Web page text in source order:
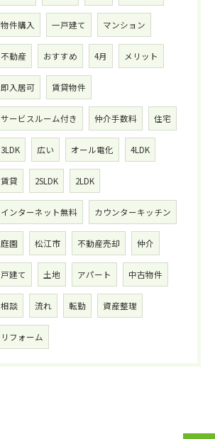
物件購入 一戸建て マンション
不動産 おすすめ 4月 メリット
即入居可 賃貸物件
サービスルーム付き 仲介手数料 住宅
3LDK 広い オール電化 4LDK
賃貸 2SLDK 2LDK
インターネット無料 カウンターキッチン
庭園 松江市 不動産売却 仲介
戸建て 土地 アパート 中古物件
相談 流れ 転勤 資産整理
リフォーム